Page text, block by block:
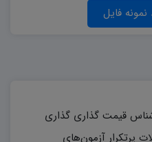
نمونه فایل
قیمت گذاری گذاری
پرتکرار آزمون‌های